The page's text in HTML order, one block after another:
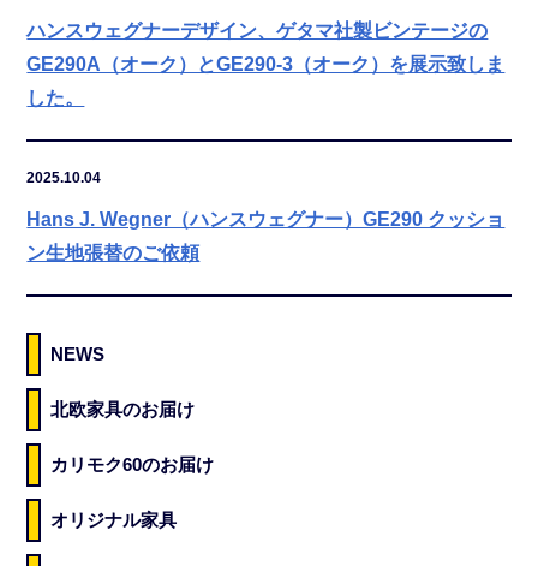
ハンスウェグナーデザイン、ゲタマ社製ビンテージの
GE290A（オーク）とGE290-3（オーク）を展示致しま
した。
2025.10.04
Hans J. Wegner（ハンスウェグナー）GE290 クッショ
ン生地張替のご依頼
NEWS
北欧家具のお届け
カリモク60のお届け
オリジナル家具